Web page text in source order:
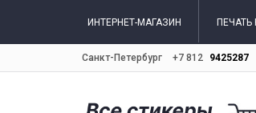
ИНТЕРНЕТ-МАГАЗИН
Санкт-Петербург +7 812 9425287